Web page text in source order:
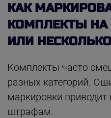
КАК
КОМПЛЕКТЫ НА
ИЛИ НЕСКОЛЬКО
Комплекты часто
разных категорий.
маркировки приводит
штрафам.